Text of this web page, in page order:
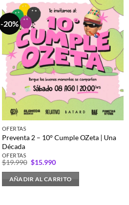
-20%
OFERTAS
Preventa 2 – 10° Cumple OZeta | Una
Década
OFERTAS
$19.990 El
original
era:
$15.990El
actual
es:
AÑADIR AL CARRITO